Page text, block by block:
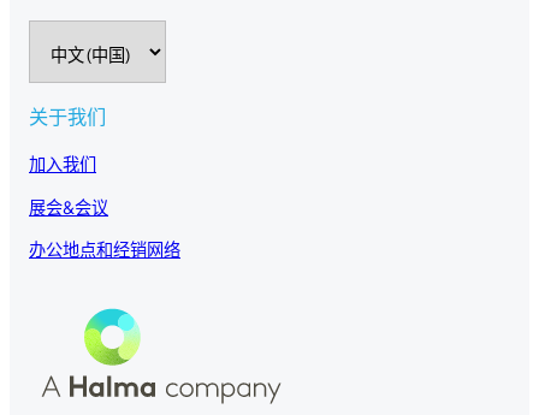
语
言
关于我们
加入我们
展会&会议
办公地点和经销网络